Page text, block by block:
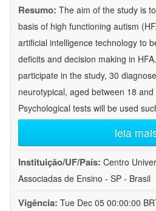
Resumo: The aim of the study is
basis of high functioning autism
artificial intelligence technology to
deficits and decision making in
participate in the study, 30
neurotypical, aged between 18
Psychological tests will be used
leia
Instituição/UF/País: Centro
Associadas de Ensino - SP - Brasil
Vigência: Tue Dec 05 00:00:00